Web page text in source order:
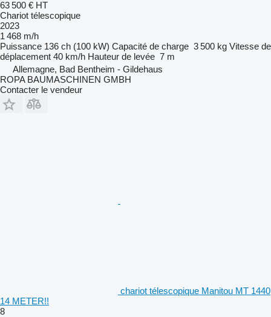
63 500 € HT
Chariot télescopique
2023
1 468 m/h
Puissance 136 ch (100 kW) Capacité de charge 3 500 kg Vitesse de
déplacement 40 km/h Hauteur de levée 7 m
Allemagne, Bad Bentheim - Gildehaus
ROPA BAUMASCHINEN GMBH
Contacter le vendeur
chariot télescopique Manitou MT 1440
14 METER!!
8